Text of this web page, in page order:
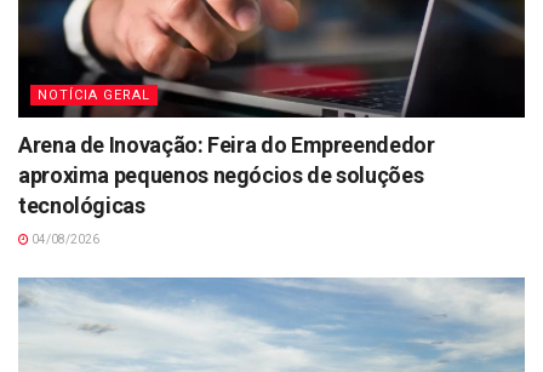
NOTÍCIA GERAL
Arena de Inovação: Feira do Empreendedor
aproxima pequenos negócios de soluções
tecnológicas
04/08/2026